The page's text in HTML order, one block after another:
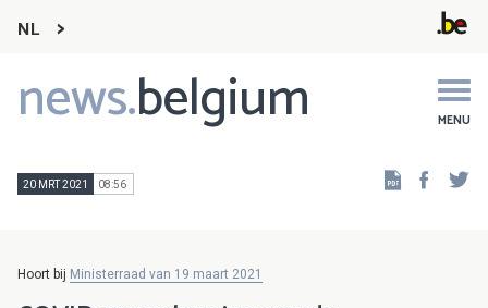
NL
news.belgium MENU
Main
navigation
20 MRT 2021 08:56
Hoort bij Ministerraad van 19 maart 2021